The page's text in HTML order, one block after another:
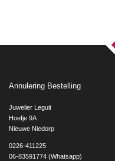
Annulering Bestelling
Juwelier Leguit
Hoefje 9A
Nieuwe Niedorp
0226-411225
06-83591774 (Whatsapp)